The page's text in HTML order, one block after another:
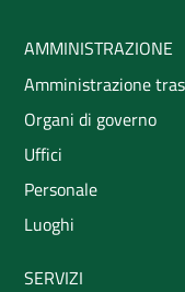
AMMINISTRAZIONE
Amministrazione
Organi di governo
Uffici
Personale
Luoghi
SERVIZI